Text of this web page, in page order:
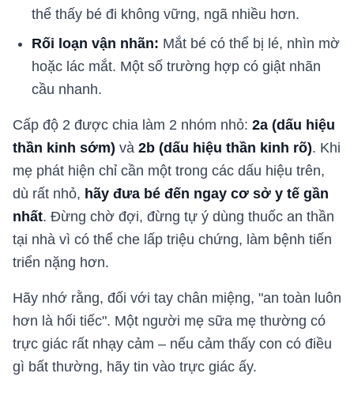
thể thấy bé đi không vững, ngã nhiều hơn.
Rối loạn vận nhãn: Mắt bé có thể bị lé, nhìn mờ
hoặc lác mắt. Một số trường hợp có giật nhãn
cầu nhanh.
Cấp độ 2 được chia làm 2 nhóm nhỏ: 2a (dấu hiệu
thần kinh sớm) và 2b (dấu hiệu thần kinh rõ). Khi
mẹ phát hiện chỉ cần một trong các dấu hiệu trên,
dù rất nhỏ, hãy đưa bé đến ngay cơ sở y tế gần
nhất. Đừng chờ đợi, đừng tự ý dùng thuốc an thần
tại nhà vì có thể che lấp triệu chứng, làm bệnh tiến
triển nặng hơn.
Hãy nhớ rằng, đối với tay chân miệng, "an toàn luôn
hơn là hối tiếc". Một người mẹ sữa mẹ thường có
trực giác rất nhạy cảm – nếu cảm thấy con có điều
gì bất thường, hãy tin vào trực giác ấy.